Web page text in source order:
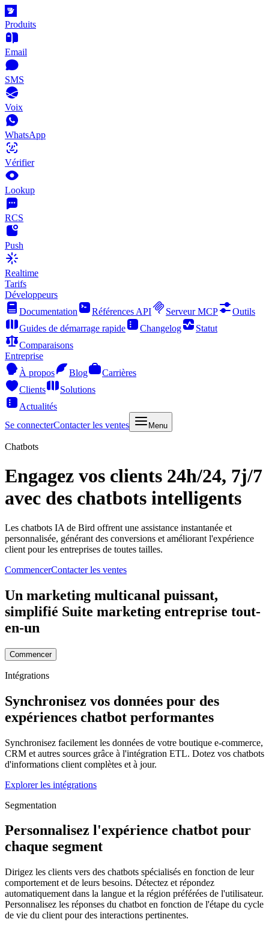
Produits
Email
SMS
Voix
WhatsApp
Vérifier
Lookup
RCS
Push
Realtime
Tarifs
Développeurs
Documentation
Références API Serveur MCP
Outils
Guides de démarrage rapide
Changelog
Statut
Comparaisons
Entreprise
À propos
Blog
Carrières
Clients
Solutions
Actualités
Se connecterContacter les ventes Menu
Chatbots
Engagez vos clients 24h/24, 7j/7
avec des chatbots intelligents
Les chatbots IA de Bird offrent une assistance instantanée et
personnalisée, générant des conversions et améliorant l'expérience
client pour les entreprises de toutes tailles.
CommencerContacter les ventes
Un marketing multicanal puissant,
simplifié Suite marketing entreprise tout-
en-un
Commencer
Intégrations
Synchronisez vos données pour des
expériences chatbot performantes
Synchronisez facilement les données de votre boutique e-commerce,
CRM et autres sources grâce à l'intégration ETL. Dotez vos chatbots
d'informations client complètes et à jour.
Explorer les intégrations
Segmentation
Personnalisez l'expérience chatbot pour
chaque segment
Dirigez les clients vers des chatbots spécialisés en fonction de leur
comportement et de leurs besoins. Détectez et répondez
automatiquement dans la langue et la région préférées de l'utilisateur.
Personnalisez les réponses du chatbot en fonction de l'étape du cycle
de vie du client pour des interactions pertinentes.